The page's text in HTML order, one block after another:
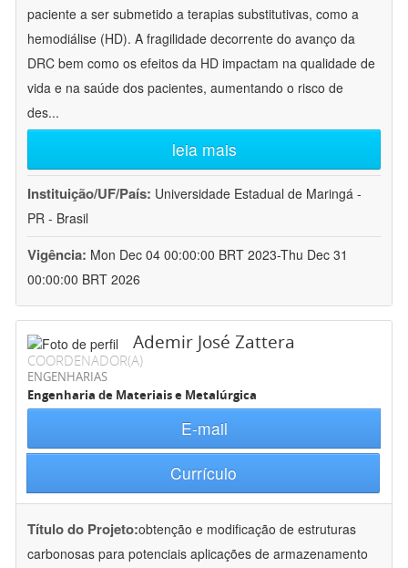
paciente a ser submetido a terapias substitutivas, como a
hemodiálise (HD). A fragilidade decorrente do avanço da
DRC bem como os efeitos da HD impactam na qualidade de
vida e na saúde dos pacientes, aumentando o risco de
des...
leia mais
Instituição/UF/País: Universidade Estadual de Maringá -
PR - Brasil
Vigência: Mon Dec 04 00:00:00 BRT 2023-Thu Dec 31
00:00:00 BRT 2026
Ademir José Zattera
COORDENADOR(A)
ENGENHARIAS
Engenharia de Materiais e Metalúrgica
E-mail
Currículo
Título do Projeto:obtenção e modificação de estruturas
carbonosas para potenciais aplicações de armazenamento